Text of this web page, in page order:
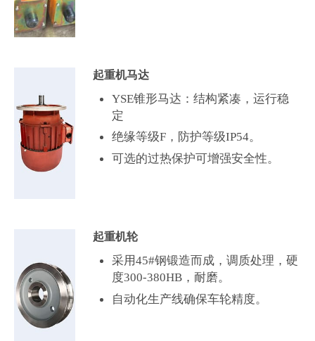
起重机马达
YSE锥形马达：结构紧凑，运行稳
定
绝缘等级F，防护等级IP54。
可选的过热保护可增强安全性。
起重机轮
采用45#钢锻造而成，调质处理，硬
度300-380HB，耐磨。
自动化生产线确保车轮精度。